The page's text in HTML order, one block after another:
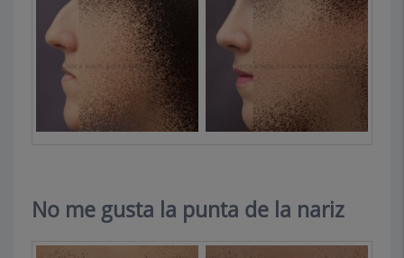
No me gusta la punta de la nariz